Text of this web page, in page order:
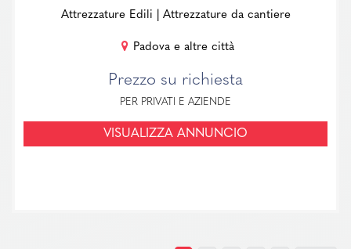
Attrezzature Edili | Attrezzature da cantiere
Padova e altre città
Prezzo su richiesta
PER PRIVATI E AZIENDE
VISUALIZZA ANNUNCIO